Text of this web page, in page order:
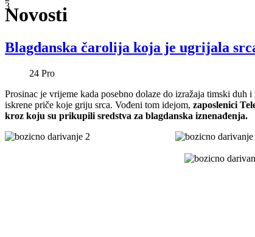
Prosinac je vrijeme kada posebno dolaze do izražaja timski duh i
iskrene priče koje griju srca. Vođeni tom idejom,